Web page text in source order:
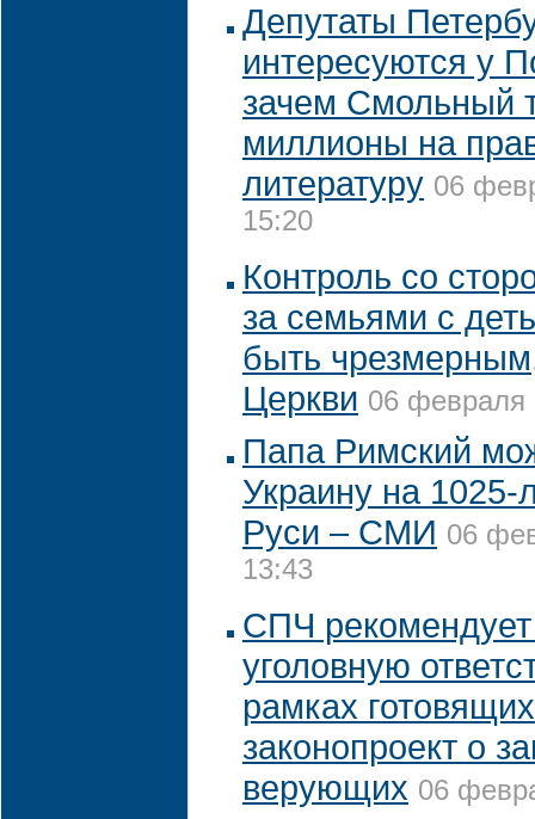
Депутаты
интересуются у
зачем Смольный
миллионы на
литературу 06
15:20
Контроль со
за семьями с
быть
Церкви 06 февраля
Папа Римский
Украину на
Руси – СМИ 06
13:43
СПЧ рекомендует
уголовную
рамках
законопроект о
верующих 06